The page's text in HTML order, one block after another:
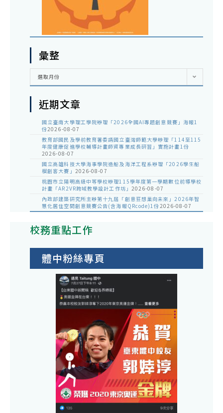
彙整
彙
選取月份
近期文章
國立臺南大學理工學院辦理「2026全國AI專題創意競賽」海報1
份2026-08-07
教育部國民及學前教育署委請國立臺灣師範大學辦理「114至115
年度健康促進學校輔導計畫師資專業成長研習」實施計畫1份
2026-08-07
國立高雄科技大學海事學院造船及海洋工程系辦理「2026學生船
模創客大賽」 2026-08-07
桃園市立陽明高級中等學校辦理115學年度第一學期數位前導學校
計畫「AR2VR跨域教學設計工作坊」 2026-08-07
內政部建築研究所主辦第十九屆「創意狂想巢向未來」2026年智
慧化居住空間創意競賽公告(含海報QRcode)1份2026-08-07
校務重點工作
體中粉絲專頁